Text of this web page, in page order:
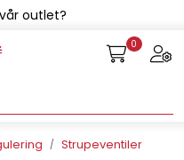
outlet?
0
Strupeventiler